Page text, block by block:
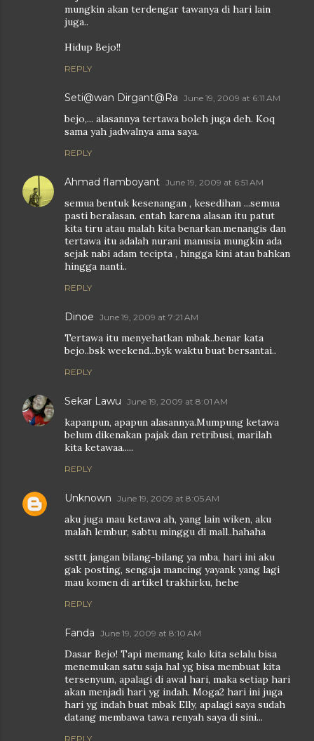
mungkin akan terdengar tawanya di hari lain
juga..
Hidup Bejo!!
REPLY
Seti@wan Dirgant@Ra June 19, 2009 at 6:11 AM
bejo,... alasannya tertawa boleh juga deh. Koq
sama yah jadwalnya ama saya.
REPLY
Ahmad flamboyant June 19, 2009 at 6:51 AM
semua bentuk kesenangan , kesedihan ...semua
pasti beralasan. entah karena alasan itu patut
kita tiru atau malah kita benarkan.menangis dan
tertawa itu adalah nurani manusia mungkin ada
sejak nabi adam tecipta , hingga kini atau bahkan
hingga nanti..
REPLY
Dinoe June 19, 2009 at 7:21 AM
Tertawa itu menyehatkan mbak..benar kata
bejo..bsk weekend...byk waktu buat bersantai..
REPLY
Sekar Lawu June 19, 2009 at 8:01 AM
kapanpun, apapun alasannya.Mumpung ketawa
belum dikenakan pajak dan retribusi, marilah
kita ketawaa.....
REPLY
Unknown June 19, 2009 at 8:05 AM
aku juga mau ketawa ah, yang lain wiken, aku
malah lembur, sabtu minggu di mall..hahaha
ssttt jangan bilang-bilang ya mba, hari ini aku
gak posting, sengaja mancing yayank yang lagi
mau komen di artikel trakhirku, hehe
REPLY
Fanda June 19, 2009 at 8:10 AM
Dasar Bejo! Tapi memang kalo kita selalu bisa
menemukan satu saja hal yg bisa membuat kita
tersenyum, apalagi di awal hari, maka setiap hari
akan menjadi hari yg indah. Moga2 hari ini juga
hari yg indah buat mbak Elly, apalagi saya sudah
datang membawa tawa renyah saya di sini...
REPLY